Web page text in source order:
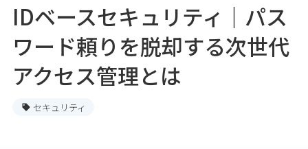
IDベースセキュリティ｜パス
ワード頼りを脱却する次世代
アクセス管理とは
セキュリティ